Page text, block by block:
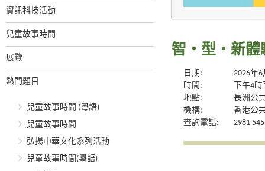
資訊科技活動
兒童故事時間
展覽
熱門題目
兒童故事時間 (粵語)
兒童故事時間
弘揚中華文化系列活動
兒童故事時間(粵語)
智・型・新
日期:
2026年
時間:
下午4
地點:
長洲公
機構:
香港公
查詢電話:
2981